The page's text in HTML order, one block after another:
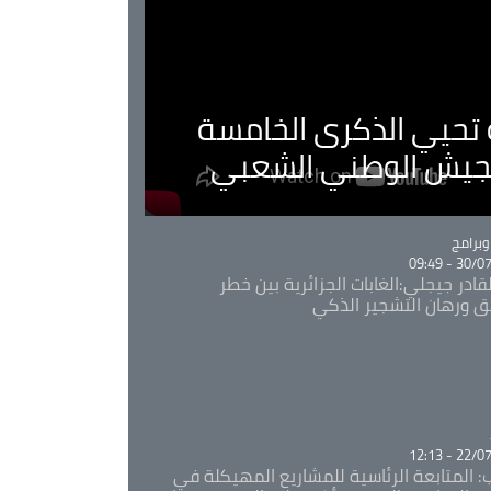
تحيي الذكرى الخامسة
الوطني الشعبي
30/07/
جيجلي:الغابات الجزائرية بين خطر
ورهان التشجير الذكي
22/07/
المتابعة الرئاسية للمشاريع المهيكلة في